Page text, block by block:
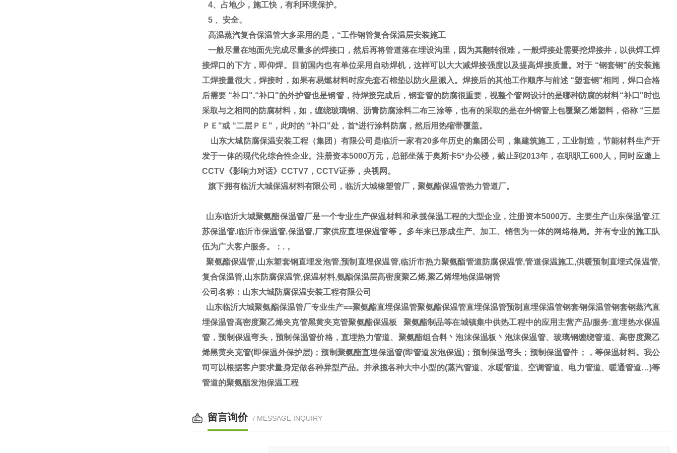
4、占地少，施工快，有利环境保护。
5 、安全。
高温蒸汽复合保温管大多采用的是，“工作钢管复合保温层安装施工
一般尽量在地面先完成尽量多的焊接口，然后再将管道落在埋设沟里，因为其翻转很难，一般焊接处需要挖焊接井，以供焊工焊
接焊口的下方，即仰焊。目前国内也有单位采用自动焊机，这样可以大大减焊接强度以及提高焊接质量。对于 “钢套钢"的安装施
工焊接量很大，焊接时，如果有易燃材料时应先套石棉垫以防火星溅入。焊接后的其他工作顺序与前述 “塑套钢"相同，焊口合格
后需要 “补口",“补口"的外护管也是钢管，待焊接完成后，钢套管的防腐很重要，视整个管网设计的是哪种防腐的材料“补口"时也
采取与之相同的防腐材料，如，缠绕玻璃钢、沥青防腐涂料二布三涂等，也有的采取的是在外钢管上包覆聚乙烯塑料，俗称 “三层
ＰＥ"或 “二层ＰＥ"，此时的 “补口"处，首*进行涂料防腐，然后用热缩带覆盖。
山东大城防腐保温安装工程（集团）有限公司是临沂一家有20多年历史的集团公司，集建筑施工，工业制造，节能材料生产开
发于一体的现代化综合性企业。注册资本5000万元，总部坐落于奥斯卡5*办公楼，截止到2013年，在职职工600人，同时应邀上
CCTV《影响力对话》CCTV7，CCTV证券，央视网。
旗下拥有临沂大城保温材料有限公司，临沂大城橡塑管厂，聚氨酯保温管热力管道厂。
山东临沂大城聚氨酯保温管厂是一个专业生产保温材料和承揽保温工程的大型企业，注册资本5000万。主要生产山东保温管,江
苏保温管,临沂市保温管,保温管,厂家供应直埋保温管等 。多年来已形成生产、加工、销售为一体的网络格局。并有专业的施工队
伍为广大客户服务。：.，
聚氨酯保温管,山东塑套钢直埋发泡管,预制直埋保温管,临沂市热力聚氨酯管道防腐保温管,管道保温施工,供暖预制直埋式保温管,
复合保温管,山东防腐保温管,保温材料,氨酯保温层高密度聚乙烯,聚乙烯埋地保温钢管
公司名称：山东大城防腐保温安装工程有限公司
山东临沂大城聚氨酯保温管厂专业生产==聚氨酯直埋保温管聚氨酯保温管直埋保温管预制直埋保温管钢套钢保温管钢套钢蒸汽直
埋保温管高密度聚乙烯夹克管黑黄夹克管聚氨酯保温板 聚氨酯制品等在城镇集中供热工程中的应用主营产品/服务:直埋热水保温
管，预制保温弯头，预制保温管价格，直埋热力管道、聚氨酯组合料丶泡沫保温板丶泡沫保温管、玻璃钢缠绕管道、高密度聚乙
烯黑黄夹克管(即保温外保护层)；预制聚氨酯直埋保温管(即管道发泡保温)；预制保温弯头；预制保温管件；，等保温材料。我公
司可以根据客户要求量身定做各种异型产品。并承揽各种大中小型的(蒸汽管道、水暖管道、空调管道、电力管道、暖通管道…)等
管道的聚氨酯发泡保温工程
留言询价 / MESSAGE INQUIRY